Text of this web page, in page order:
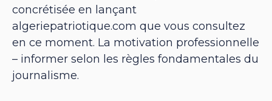
concrétisée en lançant
algeriepatriotique.com que vous consultez
en ce moment. La motivation professionnelle
– informer selon les règles fondamentales du
journalisme.